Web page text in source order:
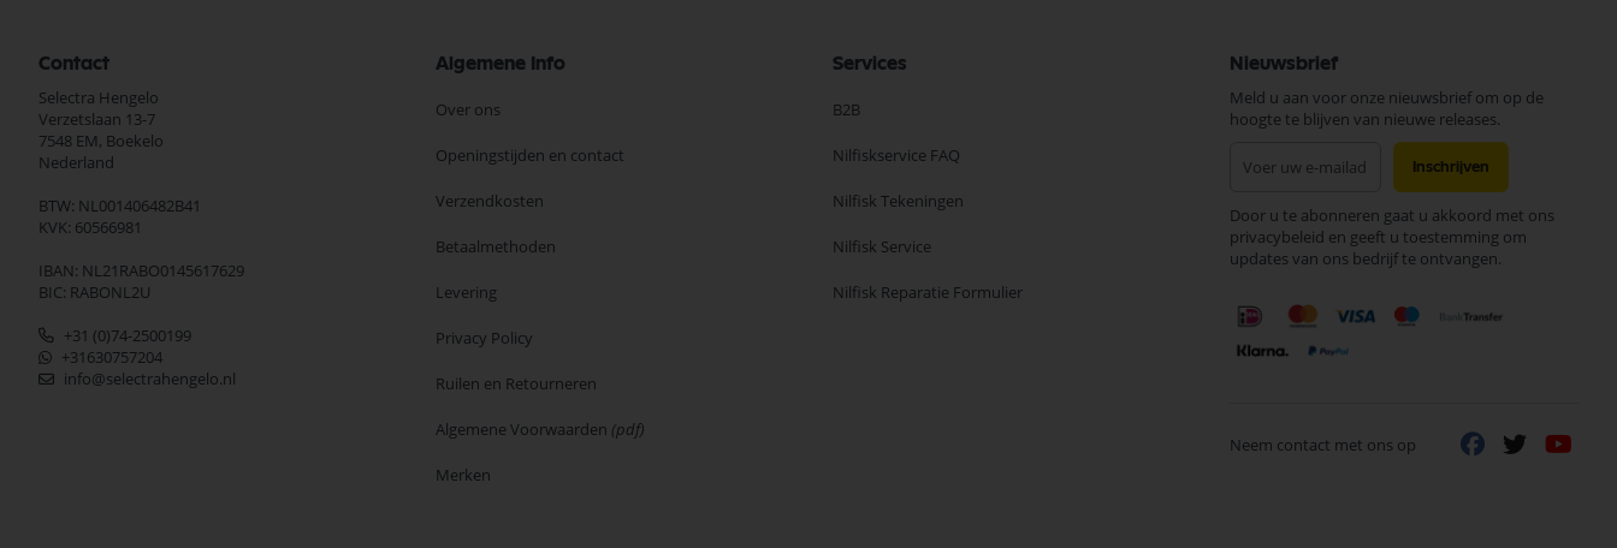
Contact
Selectra Hengelo
Verzetslaan 13-7
7548 EM, Boekelo
Nederland
BTW: NL001406482B41
KVK: 60566981
IBAN: NL21RABO0145617629
BIC: RABONL2U
+31 (0)74-2500199
+31630757204
info@selectrahengelo.nl
Algemene Info
Over ons
Openingstijden en contact
Verzendkosten
Betaalmethoden
Levering
Privacy Policy
Ruilen en Retourneren
Algemene Voorwaarden (pdf)
Merken
Services
B2B
Nilfiskservice FAQ
Nilfisk Tekeningen
Nilfisk Service
Nilfisk Reparatie Formulier
Nieuwsbrief
Meld u aan voor onze nieuwsbrief om op de
hoogte te blijven van nieuwe releases.
onze
nieuwsbrief
Inschrijven
Door u te abonneren gaat u akkoord met ons
privacybeleid en geeft u toestemming om
updates van ons bedrijf te ontvangen.
Neem contact met ons op